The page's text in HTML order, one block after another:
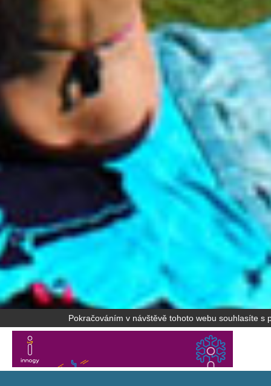
Pokračováním v návštěvě tohoto webu souhlasíte